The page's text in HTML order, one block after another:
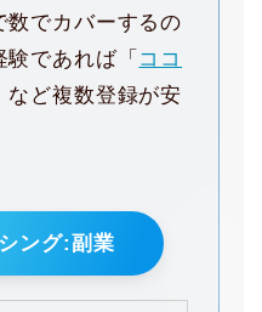
数でカバーするの
であれば「 ココ
など複数登録が安
ング:副業